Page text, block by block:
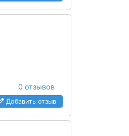
0 отзывов
Добавить отзыв